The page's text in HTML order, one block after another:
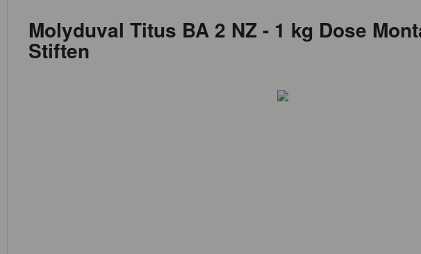
Molyduval Titus BA 2 NZ - 1 kg Dose
Stiften